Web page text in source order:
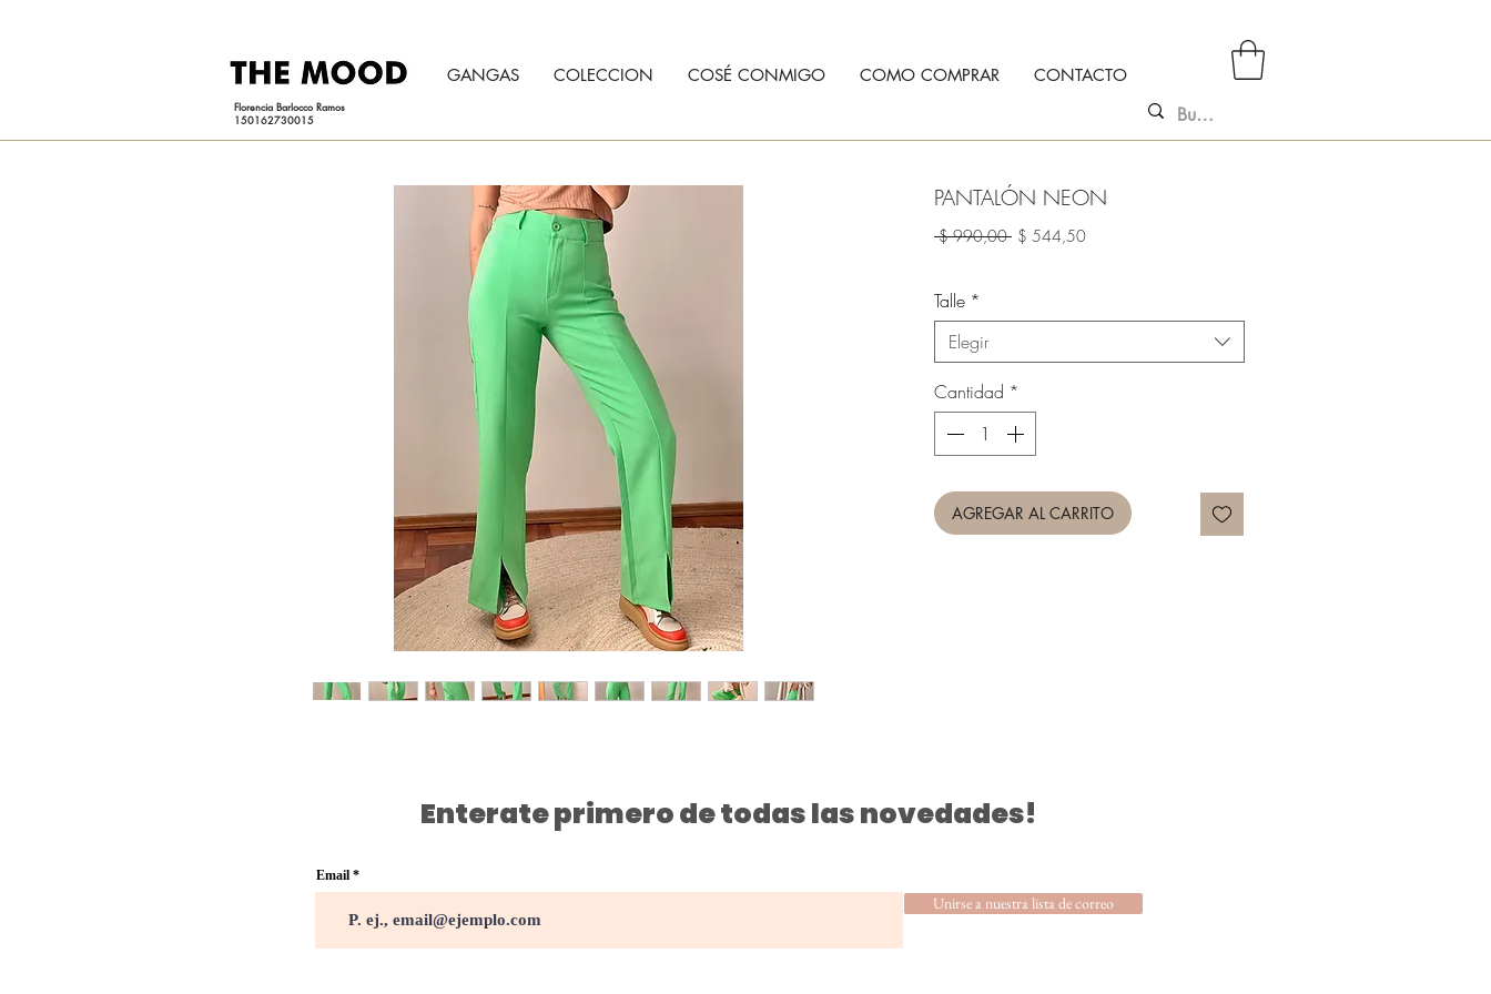
GANGAS COLECCION COSÉ CONMIGO COMO COMPRAR CONTACTO
Florencia Barlocco Ramos
150162730015
PANTALÓN NEON
$ 990,00 Precio
$ 544,50Precio
Talle *
Elegir
Cantidad *
AGREGAR AL CARRITO
Enterate primero de todas las novedades!
Email
Unirse a nuestra lista de correo